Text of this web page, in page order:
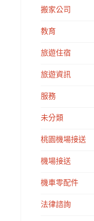
搬家公司
教育
旅遊住宿
旅遊資訊
服務
未分類
桃園機場接送
機場接送
機車零配件
法律諮詢